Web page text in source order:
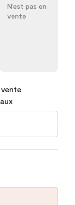
N’est pas en
vente